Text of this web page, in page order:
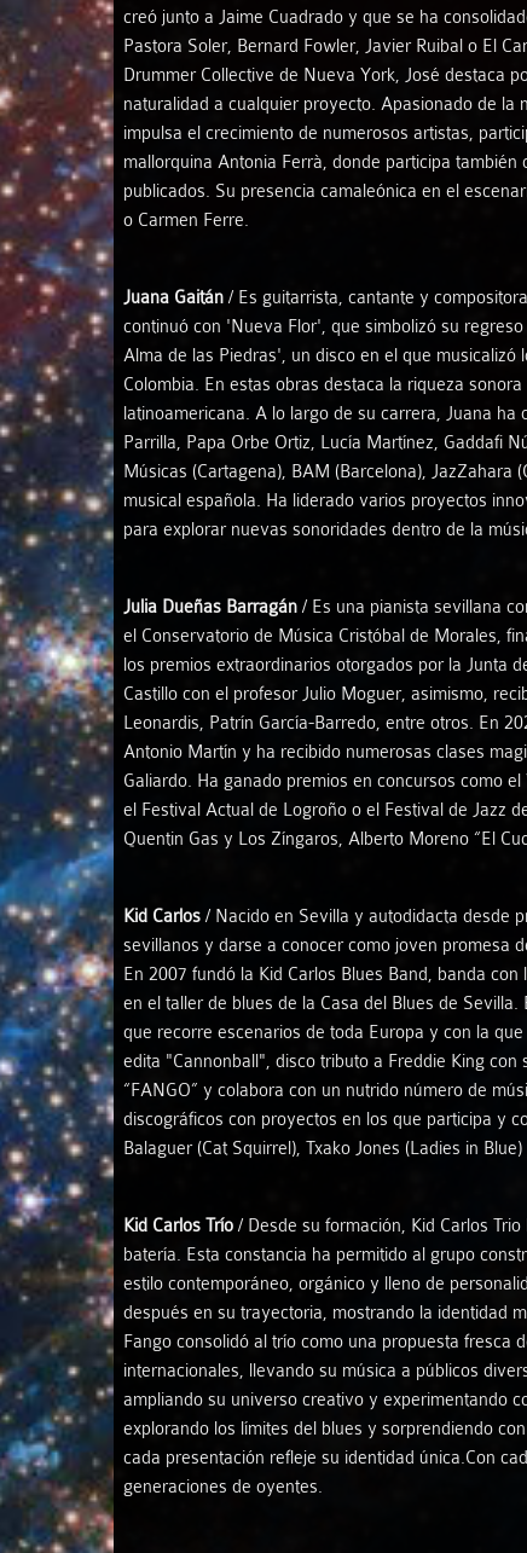
creó junto a Jaime Cuadrado y que se ha
Pastora Soler, Bernard Fowler, Javier Ruibal o El
Drummer Collective de Nueva York, José destaca
naturalidad a cualquier proyecto. Apasionado de la
impulsa el crecimiento de numerosos artistas,
mallorquina Antonia Ferrà, donde participa
publicados. Su presencia camaleónica en el
o Carmen Ferre.
Juana Gaitán / Es guitarrista, cantante y
continuó con 'Nueva Flor', que simbolizó su
Alma de las Piedras', un disco en el que
Colombia. En estas obras destaca la riqueza
latinoamericana. A lo largo de su carrera, Juana
Parrilla, Papa Orbe Ortiz, Lucía Martínez, Gaddafi
Músicas (Cartagena), BAM (Barcelona),
musical española. Ha liderado varios proyectos
para explorar nuevas sonoridades dentro de la
Julia Dueñas Barragán / Es una pianista sevillana
el Conservatorio de Música Cristóbal de Morales,
los premios extraordinarios otorgados por la Junta
Castillo con el profesor Julio Moguer, asimismo,
Leonardis, Patrín García-Barredo, entre otros. En
Antonio Martín y ha recibido numerosas clases
Galiardo. Ha ganado premios en concursos como
el Festival Actual de Logroño o el Festival de Jazz
Quentin Gas y Los Zíngaros, Alberto Moreno “El
Kid Carlos / Nacido en Sevilla y autodidacta desde
sevillanos y darse a conocer como joven promesa
En 2007 fundó la Kid Carlos Blues Band, banda
en el taller de blues de la Casa del Blues de
que recorre escenarios de toda Europa y con la
edita "Cannonball", disco tributo a Freddie King
“FANGO” y colabora con un nutrido número de
discográficos con proyectos en los que participa y
Balaguer (Cat Squirrel), Txako Jones (Ladies in
Kid Carlos Trío / Desde su formación, Kid Carlos
batería. Esta constancia ha permitido al grupo
estilo contemporáneo, orgánico y lleno de
después en su trayectoria, mostrando la identidad
Fango consolidó al trío como una propuesta fresca
internacionales, llevando su música a públicos
ampliando su universo creativo y experimentando
explorando los límites del blues y sorprendiendo
cada presentación refleje su identidad única.Con
generaciones de oyentes.